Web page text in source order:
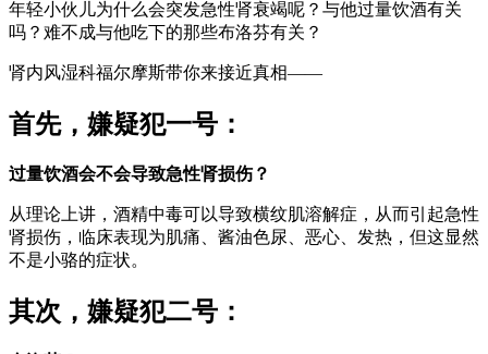
年轻小伙儿为什么会突发急性肾衰竭呢？与他过量饮酒有关
吗？难不成与他吃下的那些布洛芬有关？
肾内风湿科福尔摩斯带你来接近真相——
首先，嫌疑犯一号：
过量饮酒会不会导致急性肾损伤？
从理论上讲，酒精中毒可以导致横纹肌溶解症，从而引起急性
肾损伤，临床表现为肌痛、酱油色尿、恶心、发热，但这显然
不是小骆的症状。
其次，嫌疑犯二号：